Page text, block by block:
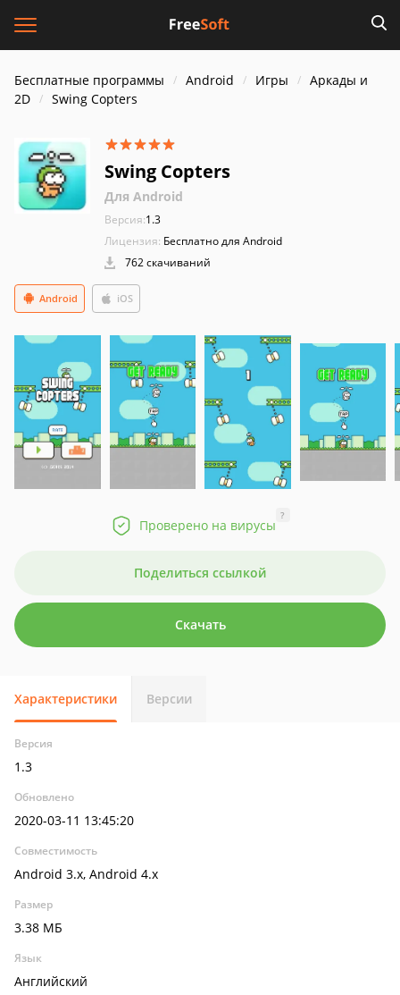
Бесплатные программы Android Игры
Аркады и
2D
Swing Copters
Swing Copters
Для Android
Версия:1.3
Лицензия: Бесплатно для Android
762 скачиваний
Android iOS
Проверено на вирусы
?
Поделиться ссылкой
Скачать
Характеристики Версии
Версия
1.3
Обновлено
2020-03-11 13:45:20
Совместимость
Android 3.x, Android 4.x
Размер
3.38 МБ
Язык
Английский